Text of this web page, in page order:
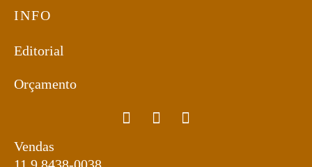
INFO
Editorial
Orçamento
Vendas